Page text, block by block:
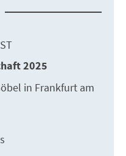
2025
in Frankfurt am